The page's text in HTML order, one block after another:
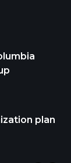
plan
of